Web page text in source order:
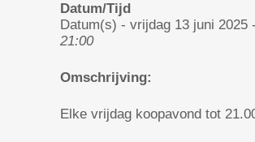
Datum/Tijd
Datum(s) - vrijdag 13 juni 2025 -
21:00
Omschrijving:
Elke vrijdag koopavond tot